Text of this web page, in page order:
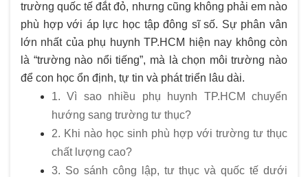
trường quốc tế đắt đỏ, nhưng cũng không phải em nào
phù hợp với áp lực học tập đông sĩ số. Sự phân vân
lớn nhất của phụ huynh TP.HCM hiện nay không còn
là “trường nào nổi tiếng”, mà là chọn môi trường nào
để con học ổn định, tự tin và phát triển lâu dài.
1. Vì sao nhiều phụ huynh TP.HCM chuyển
hướng sang trường tư thục?
2. Khi nào học sinh phù hợp với trường tư thục
chất lượng cao?
3. So sánh công lập, tư thục và quốc tế dưới